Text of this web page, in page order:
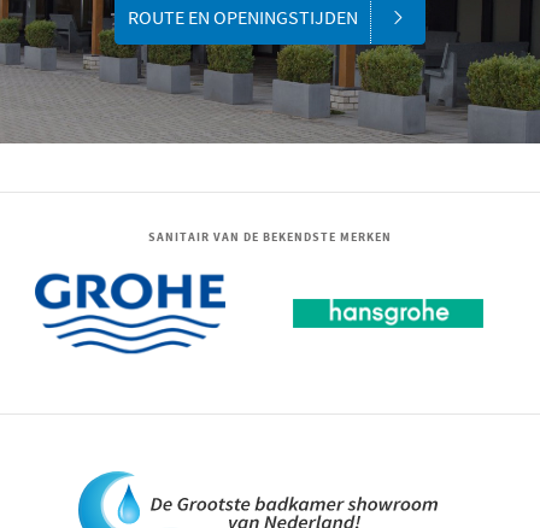
ROUTE EN OPENINGSTIJDEN
SANITAIR VAN DE BEKENDSTE MERKEN